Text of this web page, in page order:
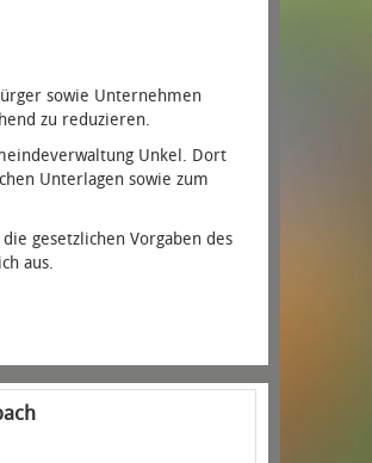
sowie Unternehmen
zu reduzieren.
Unkel. Dort
Unterlagen sowie zum
gesetzlichen Vorgaben des
aus.